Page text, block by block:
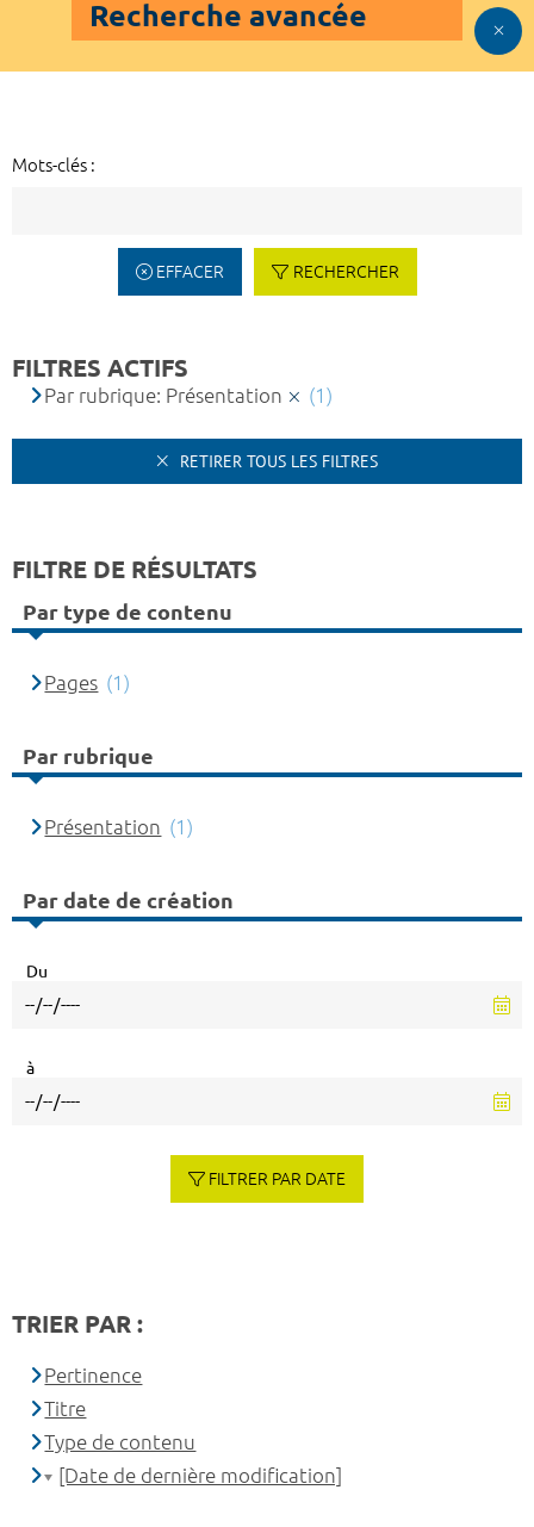
Recherche avancée
Mots-clés :
EFFACER RECHERCHER
FILTRES ACTIFS
Par rubrique: Présentation (1)
RETIRER TOUS LES FILTRES
FILTRE DE RÉSULTATS
Par type de contenu
Pages (1)
Par rubrique
Présentation (1)
Par date de création
Du
à
FILTRER PAR DATE
TRIER PAR :
Pertinence
Titre
Type de contenu
[Date de dernière modification]